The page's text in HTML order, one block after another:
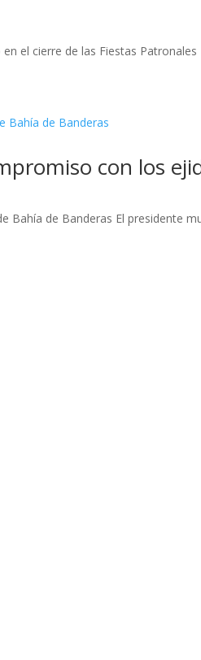
el cierre de las Fiestas
con los
de Banderas El presidente